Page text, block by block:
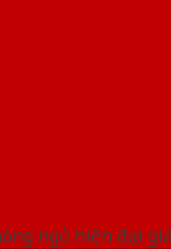
ngủ hiện đại giá